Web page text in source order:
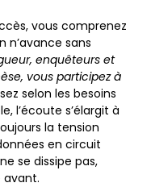
vous comprenez
n’avance sans
enquêteurs et
vous participez à
selon les besoins
l’écoute s’élargit à
la tension
en circuit
se dissipe pas,
avant.